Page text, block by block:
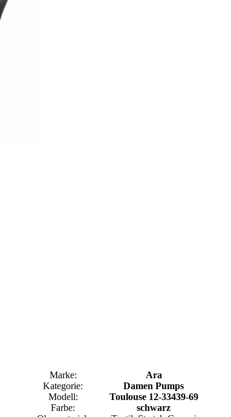
Marke:
Ara
Kategorie:
Damen Pumps
Modell:
Toulouse 12-33439-69
Farbe:
schwarz